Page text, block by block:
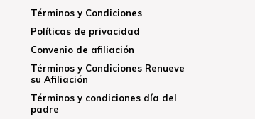
Términos y Condiciones
Políticas de privacidad
Convenio de afiliación
Términos y Condiciones Renueve
su Afiliación
Términos y condiciones día del
padre